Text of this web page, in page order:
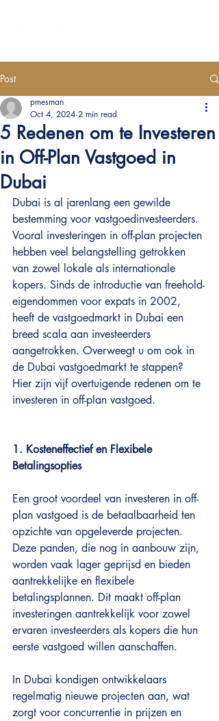
Post
5 Redenen om te Investeren
in Off-Plan Vastgoed in
Dubai
pmesman
Oct 4, 2024 2 min read
Dubai is al jarenlang een gewilde
bestemming voor vastgoedinvesteerders.
Vooral investeringen in off-plan projecten
hebben veel belangstelling getrokken
van zowel lokale als internationale
kopers. Sinds de introductie van freehold-
eigendommen voor expats in 2002,
heeft de vastgoedmarkt in Dubai een
breed scala aan investeerders
aangetrokken. Overweegt u om ook in
de Dubai vastgoedmarkt te stappen?
Hier zijn vijf overtuigende redenen om te
investeren in off-plan vastgoed.
1. Kosteneffectief en Flexibele
Betalingsopties
Een groot voordeel van investeren in off-
plan vastgoed is de betaalbaarheid ten
opzichte van opgeleverde projecten.
Deze panden, die nog in aanbouw zijn,
worden vaak lager geprijsd en bieden
aantrekkelijke en flexibele
betalingsplannen. Dit maakt off-plan
investeringen aantrekkelijk voor zowel
ervaren investeerders als kopers die hun
eerste vastgoed willen aanschaffen.
In Dubai kondigen ontwikkelaars
regelmatig nieuwe projecten aan, wat
zorgt voor concurrentie in prijzen en